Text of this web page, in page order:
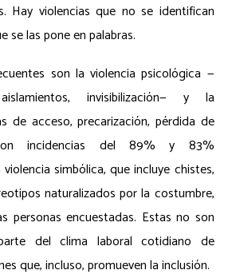
Hay violencias que no se identifican
se las pone en palabras.
son la violencia psicológica —
invisibilización— y la
de acceso, precarización, pérdida de
incidencias del 89% y 83%
simbólica, que incluye chistes,
naturalizados por la costumbre,
personas encuestadas. Estas no son
del clima laboral cotidiano de
que, incluso, promueven la inclusión.